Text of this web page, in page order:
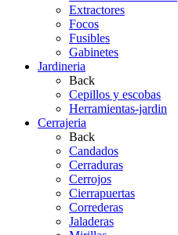
Extractores
Focos
Fusibles
Gabinetes
Jardineria
Back
Cepillos y escobas
Herramientas-jardin
Cerrajeria
Back
Candados
Cerraduras
Cerrojos
Cierrapuertas
Correderas
Jaladeras